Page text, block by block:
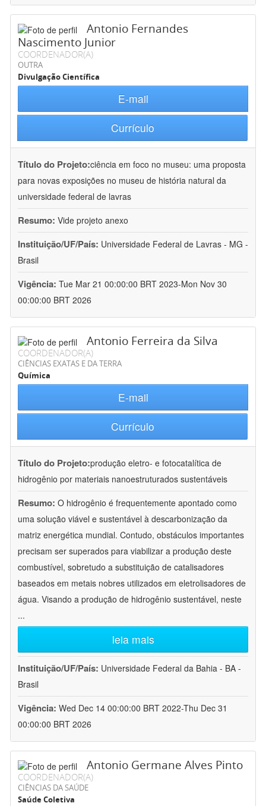
Antonio Fernandes
Nascimento Junior
COORDENADOR(A)
OUTRA
Divulgação Científica
E-mail
Currículo
Título do Projeto:ciência em foco no museu: uma proposta
para novas exposições no museu de história natural da
universidade federal de lavras
Resumo: Vide projeto anexo
Instituição/UF/País: Universidade Federal de Lavras - MG -
Brasil
Vigência: Tue Mar 21 00:00:00 BRT 2023-Mon Nov 30
00:00:00 BRT 2026
Antonio Ferreira da Silva
COORDENADOR(A)
CIÊNCIAS EXATAS E DA TERRA
Química
E-mail
Currículo
Título do Projeto:produção eletro- e fotocatalítica de
hidrogênio por materiais nanoestruturados sustentáveis
Resumo: O hidrogênio é frequentemente apontado como
uma solução viável e sustentável à descarbonização da
matriz energética mundial. Contudo, obstáculos importantes
precisam ser superados para viabilizar a produção deste
combustível, sobretudo a substituição de catalisadores
baseados em metais nobres utilizados em eletrolisadores de
água. Visando a produção de hidrogênio sustentável, neste
...
leia mais
Instituição/UF/País: Universidade Federal da Bahia - BA -
Brasil
Vigência: Wed Dec 14 00:00:00 BRT 2022-Thu Dec 31
00:00:00 BRT 2026
Antonio Germane Alves Pinto
COORDENADOR(A)
CIÊNCIAS DA SAÚDE
Saúde Coletiva